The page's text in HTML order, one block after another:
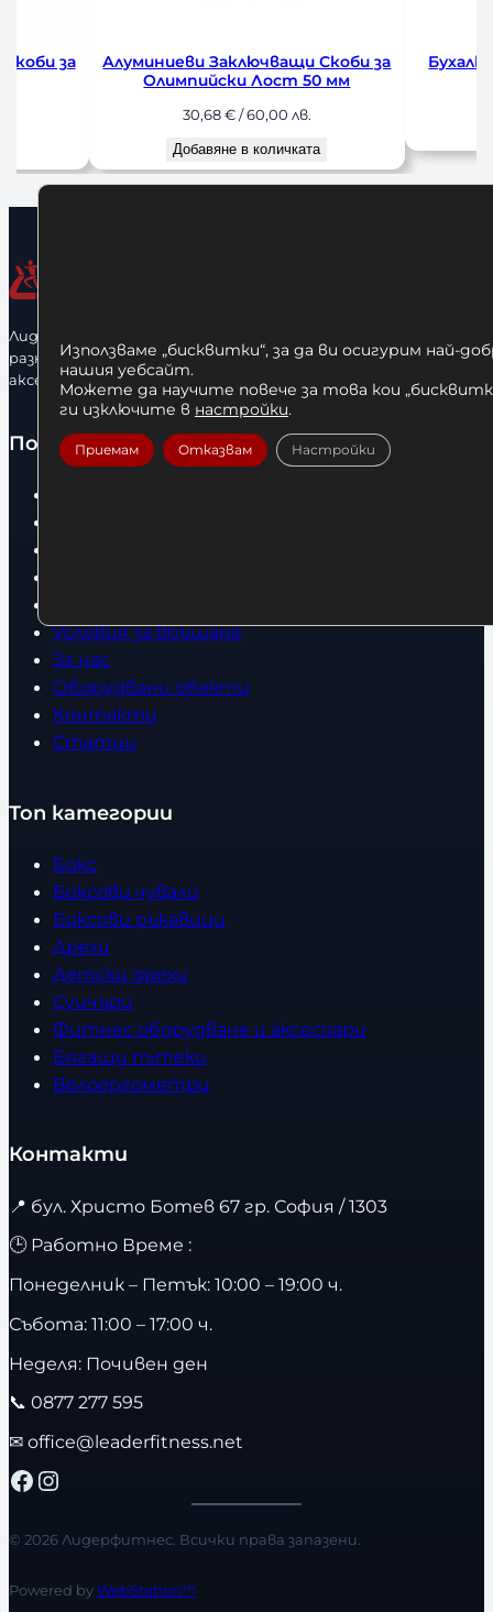
за
Алуминиеви Заключващи Скоби за
Олимпийски Лост 50 мм
30,68€/ 60,00 лв.
Добавяне в количката
Лидерфитнес е водещ вносител и представител на голямо
разнообразие от бойна екипировка, фитнес уреди и
аксесоари.
Полезно
Условия за връщане
За нас
Оборудвани обекти
Контакти
Статии
Топ категории
Бокс
Боксови чували
Боксови ръкавици
Дрехи
Детски дрехи
Суичъри
Фитнес оборудване и аксесоари
Бягащи пътеки
Велоергометри
Контакти
📍 бул. Христо Ботев 67 гр. София / 1303
🕒 Работно Време :
Понеделник – Петък: 10:00 – 19:00 ч.
Събота: 11:00 – 17:00 ч.
Неделя: Почивен ден
📞 0877 277 595
✉ office@leaderfitness.net
Facebook Instagram
© 2026 Лидерфитнес. Всички права запазени.
Powered byWebStation™
Използваме „бисквитки“, за да ви осигурим най-
нашия уебсайт.
Можете да научите повече за това кои
ги изключите в настройки.
Приемам Отказвам Настройки